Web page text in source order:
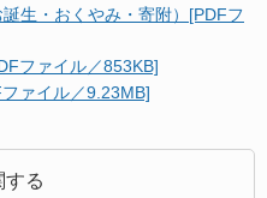
生・おくやみ・寄附）[PDFフ
ファイル／853KB]
ァイル／9.23MB]
する